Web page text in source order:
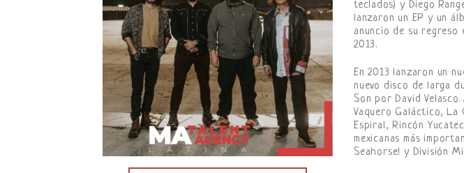
teclados) y Diego
lanzaron un EP y un
anuncio de su
2013.
En 2013 lanzaron un
nuevo disco de larga
Son por David
Vaquero Galáctico, La
Espiral, Rincón
mexicanas más
Seahorse! y División